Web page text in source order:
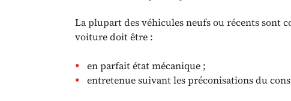
La plupart des véhicules neufs ou récents sont
voiture doit être :
en parfait état mécanique ;
entretenue suivant les préconisations du